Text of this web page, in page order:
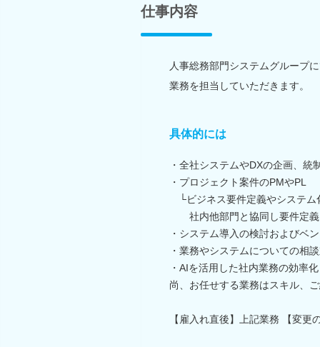
仕事内容
人事総務部門システムグループ
業務を担当していただきます。
具体的には
・全社システムやDXの企画、統
・プロジェクト案件のPMやPL
└ビジネス要件定義やシステム
社内他部門と協同し要件定義
・システム導入の検討およびベ
・業務やシステムについての相
・AIを活用した社内業務の効率
尚、お任せする業務はスキル、
【雇入れ直後】上記業務 【変更